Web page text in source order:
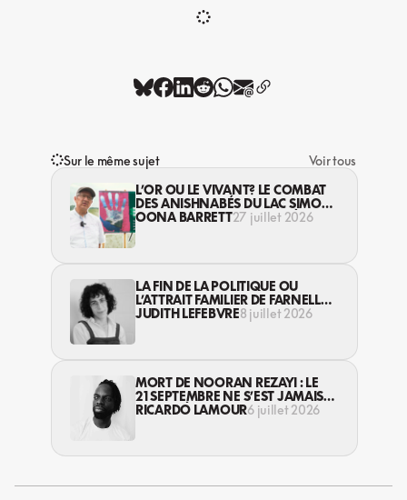
Sur le même sujet
Voir tous
L’OR OU LE VIVANT? LE COMBAT
DES ANISHNABÉS DU LAC SIMON
CONTRE L’INDUSTRIE MINIÈRE EN
OONA BARRETT27 juillet 2026
LA FIN DE LA POLITIQUE OU
L’ATTRAIT FAMILIER DE FARNELL
MORISSET
JUDITH LEFEBVRE8 juillet 2026
MORT DE NOORAN REZAYI : LE
21 SEPTEMBRE NE S’EST JAMAIS
TERMINÉ
RICARDO LAMOUR6 juillet 2026